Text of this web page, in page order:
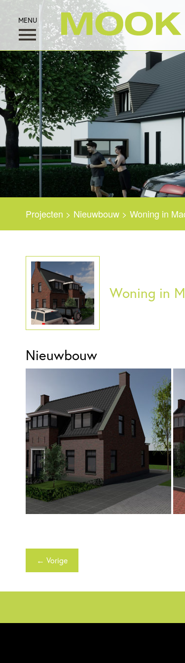
Home Particulieren Zakelijk
Projecten > Nieuwbouw > Woning in
Woning in
Nieuwbouw
← Vorige